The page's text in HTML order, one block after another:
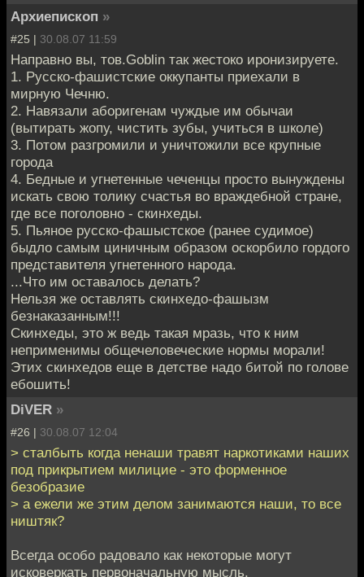
Архиепископ »
#25 | 30.08.07 11:59
Направно вы, тов.Goblin так жестоко иронизируете.
1. Русско-фашистские оккупанты приехали в
мирную Чечню.
2. Навязали аборигенам чуждые им обычаи
(вытирать жопу, чистить зубы, учиться в школе)
3. Потом разгромили и уничтожили все крупные
города
4. Бедные и угнетенные чеченцы просто вынуждены
искать свою толику счастья во враждебной стране,
где все поголовно - скинхеды.
5. Пьяное русско-фашыстское (ранее судимое)
быдло самым циничным образом оскорбило гордого
представителя угнетенного народа.
...Что им оставалось делать?
Нельзя же оставлять скинхедо-фашызм
безнаказанным!!!
Скинхеды, это ж ведь такая мразь, что к ним
неприменимы общечеловеческие нормы морали!
Этих скинхедов еще в детстве надо битой по голове
ебошить!
DiVER »
#26 | 30.08.07 12:04
> сталбыть когда ненаши травят наркотиками наших
под прикрытием милицие - это форменное
безобразие
> а ежели же этим делом занимаются наши, то все
ништяк?
Всегда особо радовало как некоторые могут
исковеркать первоначальную мысль.